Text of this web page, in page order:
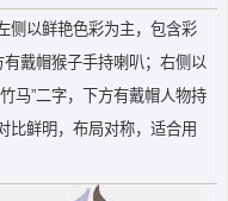
侧以鲜艳色彩为主，包含彩
有戴帽猴子手持喇叭；右侧以
马”二字，下方有戴帽人物持
比鲜明，布局对称，适合用